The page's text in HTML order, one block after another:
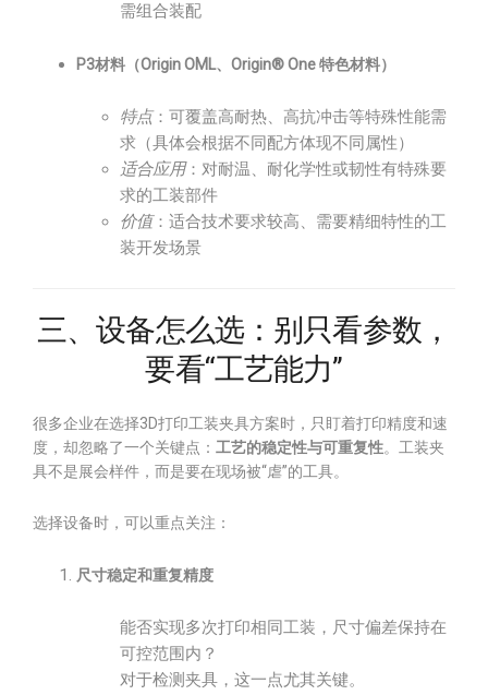
需组合装配
P3材料（Origin OML、Origin® One 特色材料）
特点：可覆盖高耐热、高抗冲击等特殊性能需
求（具体会根据不同配方体现不同属性）
适合应用：对耐温、耐化学性或韧性有特殊要
求的工装部件
价值：适合技术要求较高、需要精细特性的工
装开发场景
三、设备怎么选：别只看参数，
要看“工艺能力”
很多企业在选择3D打印工装夹具方案时，只盯着打印精度和速
度，却忽略了一个关键点： 工艺的稳定性与可重复性。工装夹
具不是展会样件，而是要在现场被“虐”的工具。
选择设备时，可以重点关注：
尺寸稳定和重复精度
能否实现多次打印相同工装，尺寸偏差保持在
可控范围内？
对于检测夹具，这一点尤其关键。